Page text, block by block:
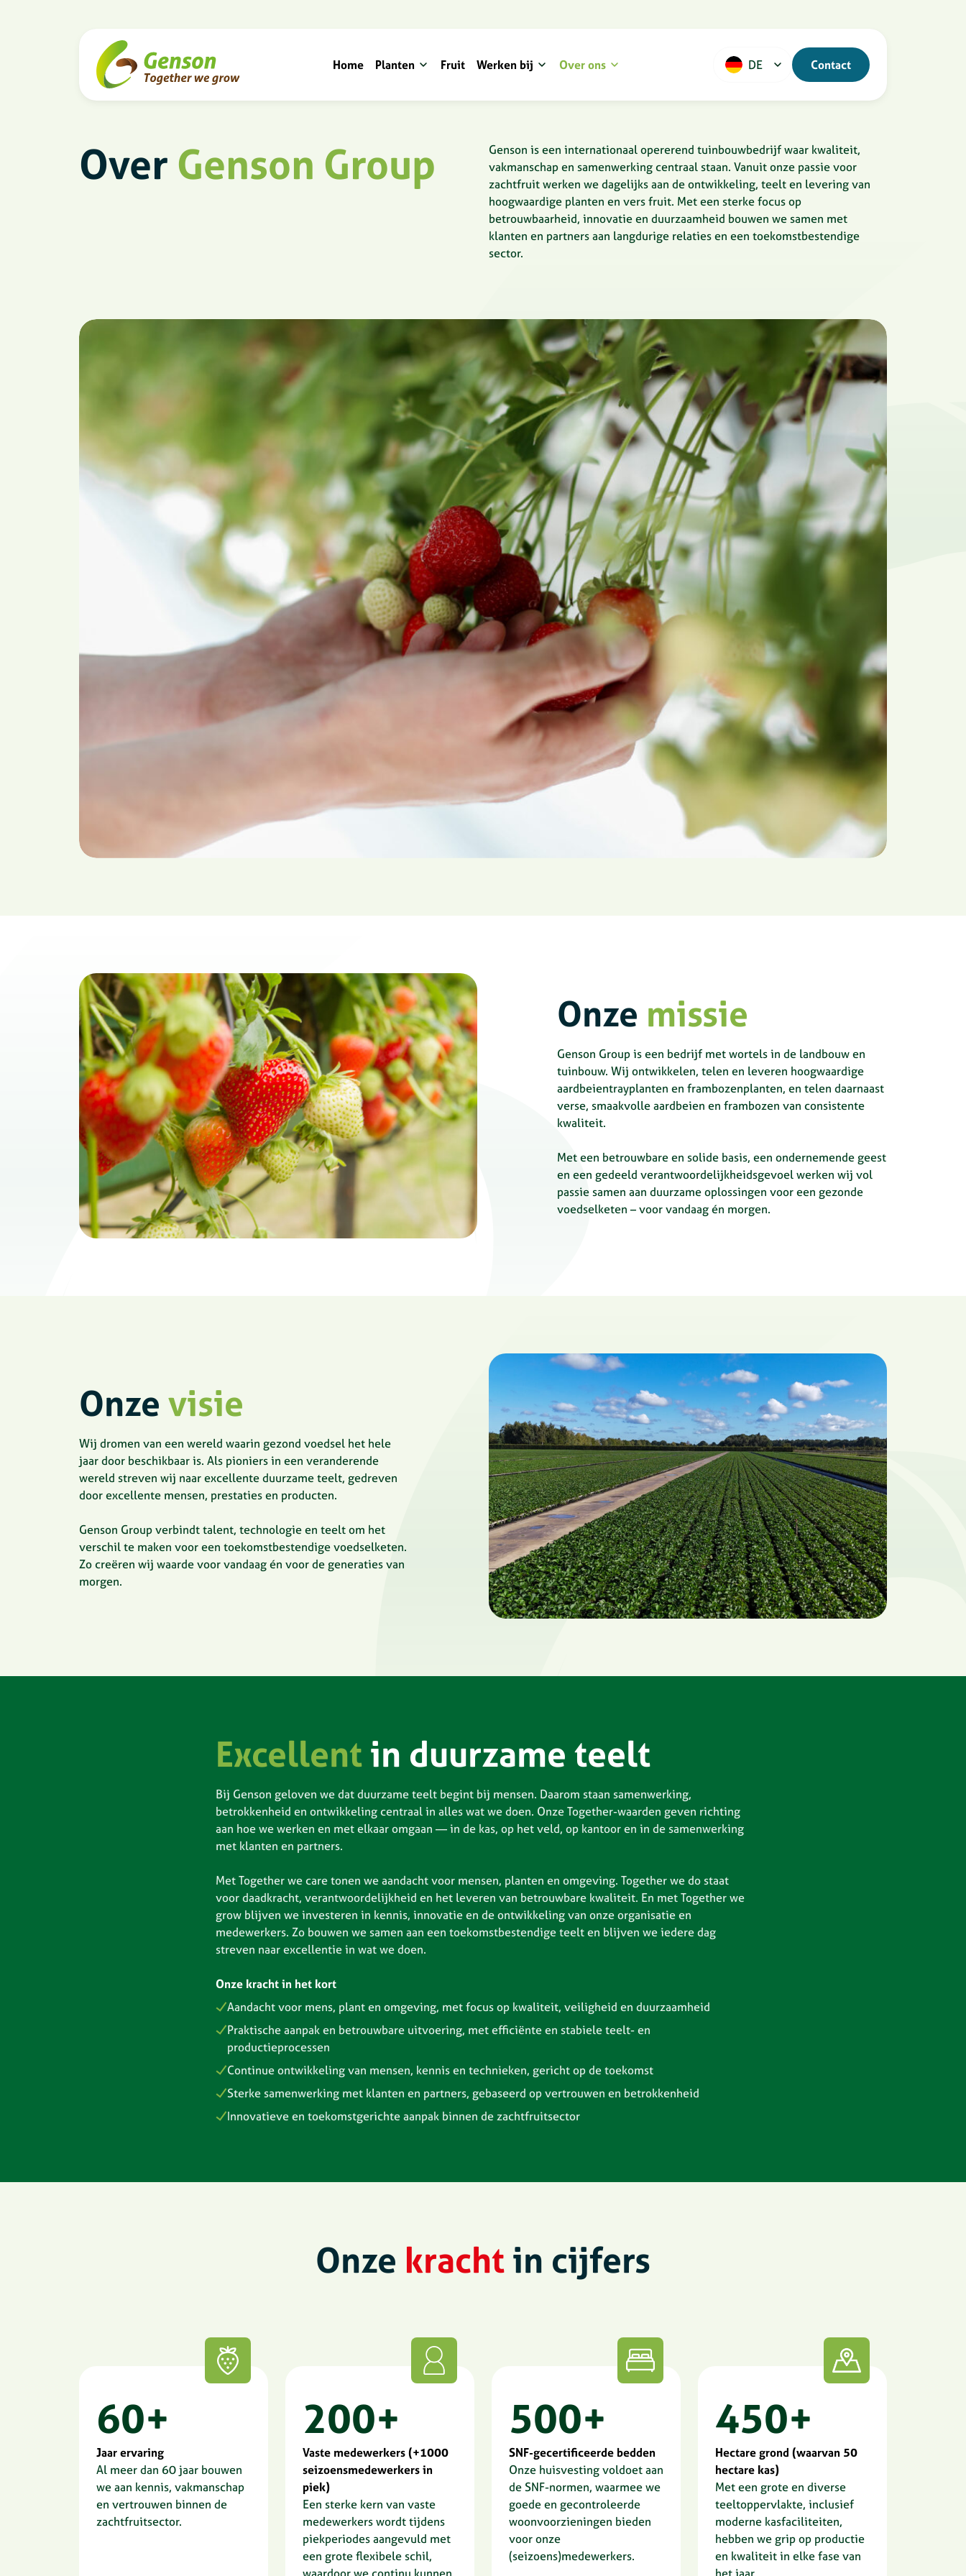
Home Planten Fruit Werken bij Over ons DE Contact
Over Genson Group
Genson is een internationaal opererend tuinbouwbedrijf waar kwaliteit,
vakmanschap en samenwerking centraal staan. Vanuit onze passie voor
zachtfruit werken we dagelijks aan de ontwikkeling, teelt en levering van
hoogwaardige planten en vers fruit. Met een sterke focus op
betrouwbaarheid, innovatie en duurzaamheid bouwen we samen met
klanten en partners aan langdurige relaties en een toekomstbestendige
sector.
Onze missie
Genson Group is een bedrijf met wortels in de landbouw en
tuinbouw. Wij ontwikkelen, telen en leveren hoogwaardige
aardbeientrayplanten en frambozenplanten, en telen daarnaast
verse, smaakvolle aardbeien en frambozen van consistente
kwaliteit.
Met een betrouwbare en solide basis, een ondernemende geest
en een gedeeld verantwoordelijkheidsgevoel werken wij vol
passie samen aan duurzame oplossingen voor een gezonde
voedselketen – voor vandaag én morgen.
Onze visie
Wij dromen van een wereld waarin gezond voedsel het hele
jaar door beschikbaar is. Als pioniers in een veranderende
wereld streven wij naar excellente duurzame teelt, gedreven
door excellente mensen, prestaties en producten.
Genson Group verbindt talent, technologie en teelt om het
verschil te maken voor een toekomstbestendige voedselketen.
Zo creëren wij waarde voor vandaag én voor de generaties van
morgen.
Excellent in duurzame teelt
Bij Genson geloven we dat duurzame teelt begint bij mensen. Daarom staan samenwerking,
betrokkenheid en ontwikkeling centraal in alles wat we doen. Onze Together-waarden geven richting
aan hoe we werken en met elkaar omgaan — in de kas, op het veld, op kantoor en in de samenwerking
met klanten en partners.
Met Together we care tonen we aandacht voor mensen, planten en omgeving. Together we do staat
voor daadkracht, verantwoordelijkheid en het leveren van betrouwbare kwaliteit. En met Together we
grow blijven we investeren in kennis, innovatie en de ontwikkeling van onze organisatie en
medewerkers. Zo bouwen we samen aan een toekomstbestendige teelt en blijven we iedere dag
streven naar excellentie in wat we doen.
Onze kracht in het kort
Aandacht voor mens, plant en omgeving, met focus op kwaliteit, veiligheid en duurzaamheid
Praktische aanpak en betrouwbare uitvoering, met efficiënte en stabiele teelt- en
productieprocessen
Continue ontwikkeling van mensen, kennis en technieken, gericht op de toekomst
Sterke samenwerking met klanten en partners, gebaseerd op vertrouwen en betrokkenheid
Innovatieve en toekomstgerichte aanpak binnen de zachtfruitsector
Onze kracht in cijfers
60+
Jaar ervaring
Al meer dan 60 jaar bouwen
we aan kennis, vakmanschap
en vertrouwen binnen de
zachtfruitsector.
200+
Vaste medewerkers (+1000
seizoensmedewerkers in
piek)
Een sterke kern van vaste
medewerkers wordt tijdens
piekperiodes aangevuld met
een grote flexibele schil,
500+
SNF-gecertificeerde bedden
Onze huisvesting voldoet aan
de SNF-normen, waarmee we
goede en gecontroleerde
woonvoorzieningen bieden
voor onze
(seizoens)medewerkers.
450+
Hectare grond (waarvan 50
hectare kas)
Met een grote en diverse
teeltoppervlakte, inclusief
moderne kasfaciliteiten,
hebben we grip op productie
en kwaliteit in elke fase van